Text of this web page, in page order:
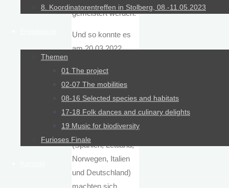
8. Koordinatorentreffen in Stolberg, 08.-11.05.2023
Themen
01 The project
02-07 The mobilities
08-16 Selected species and habitats
17-18 Folk dances and culinary delights
19 Music for biodiversity
Furioses Finale
gemeistert werden.
Und so konnte es
am 20.03.2022,
ohne
Reisemöglichkeit,
endlich losgehen.
Aus verschiedenen
Regionen Europas
(Spanien, Lettland,
Norwegen, Italien
und Deutschland)